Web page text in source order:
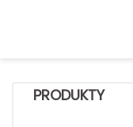
PRODUKTY